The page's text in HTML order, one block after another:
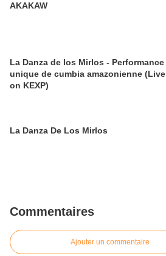
AKAKAW
La Danza de los Mirlos - Performance
unique de cumbia amazonienne (Live
on KEXP)
La Danza De Los Mirlos
Commentaires
Ajouter un commentaire